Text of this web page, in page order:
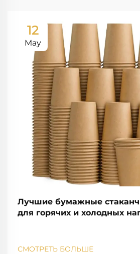
12
May
Лучшие бумажные
для горячих и холодных
СМОТРЕТЬ БОЛЬШЕ